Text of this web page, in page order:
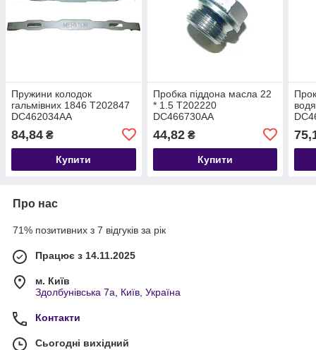
Пружини колодок
гальмівних 1846 T202847
DC462034AA
84,84 ₴
Купити
Пробка піддона масла 22
* 1.5 T202220
DC466730AA
44,82₴
Купити
Про нас
71% позитивних з 7 відгуків за рік
Працює з 14.11.2025
м. Київ
Здолбунівська 7а, Київ, Україна
Контакти
Сьогодні вихідний